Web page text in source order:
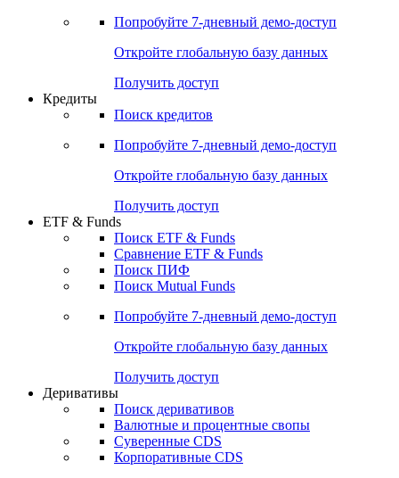
Попробуйте 7-дневный демо-доступ
Откройте глобальную базу данных
Получить доступ
Кредиты
Поиск кредитов
Попробуйте 7-дневный демо-доступ
Откройте глобальную базу данных
Получить доступ
ETF & Funds
Поиск ETF & Funds
Сравнение ETF & Funds
Поиск ПИФ
Поиск Mutual Funds
Попробуйте 7-дневный демо-доступ
Откройте глобальную базу данных
Получить доступ
Деривативы
Поиск деривативов
Валютные и процентные свопы
Суверенные CDS
Корпоративные CDS